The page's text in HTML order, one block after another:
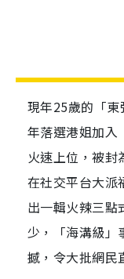
現年25歲的「
年落選港姐加入
火速上位，被
在社交平台大派
出一輯火辣三點
少，「海溝級」
撼，令大批網民